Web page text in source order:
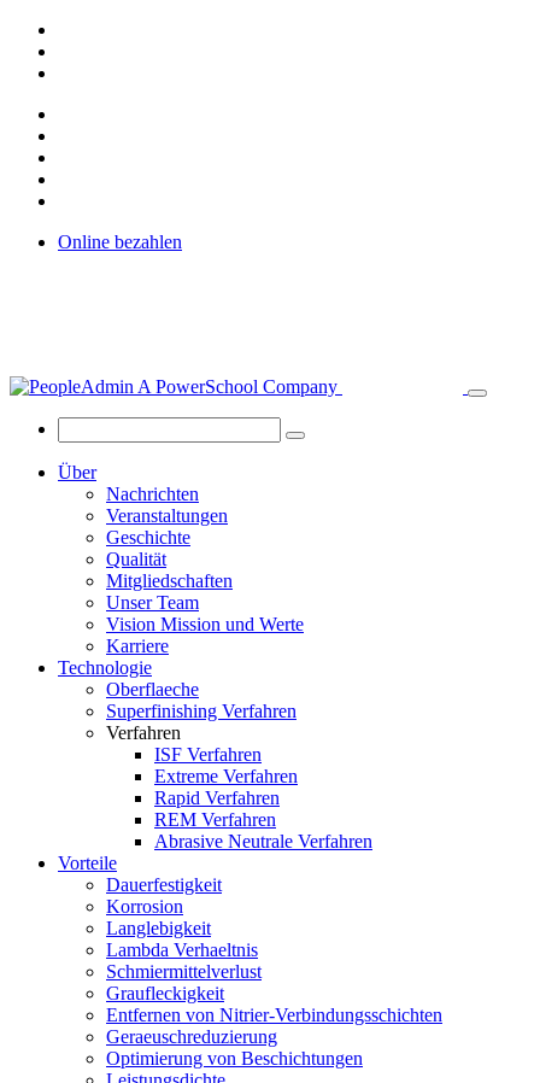
Online bezahlen
Über
Nachrichten
Veranstaltungen
Geschichte
Qualität
Mitgliedschaften
Unser Team
Vision Mission und Werte
Karriere
Technologie
Oberflaeche
Superfinishing Verfahren
Verfahren
ISF Verfahren
Extreme Verfahren
Rapid Verfahren
REM Verfahren
Abrasive Neutrale Verfahren
Vorteile
Dauerfestigkeit
Korrosion
Langlebigkeit
Lambda Verhaeltnis
Schmiermittelverlust
Graufleckigkeit
Entfernen von Nitrier-Verbindungsschichten
Geraeuschreduzierung
Optimierung von Beschichtungen